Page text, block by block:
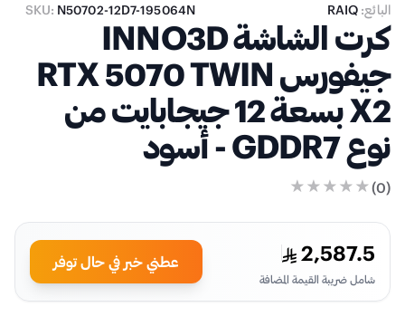
البائع: RAIQ
SKU: N50702-12D7-195064N
كرت الشاشة INNO3D
جيفورس RTX 5070 TWIN
X2 بسعة 12 جيجابايت من
نوع GDDR7 - أسود
(
0
)
2,587.5
شامل ضريبة القيمة المضافة
عطني خبر في حال توفر